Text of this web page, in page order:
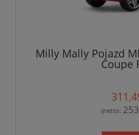
Milly Mally Pojazd
Coupe
(netto: